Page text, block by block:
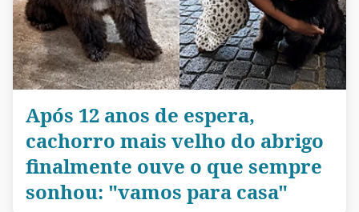
Após 12 anos de espera,
cachorro mais velho do abrigo
finalmente ouve o que sempre
sonhou: "vamos para casa"